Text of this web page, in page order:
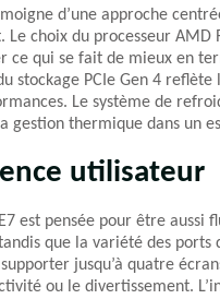
d’une approche
choix du processeur AMD
ce qui se fait de mieux en
stockage PCIe Gen 4
Le système de
gestion thermique dans un
utilisateur
est pensée pour être
que la variété des
jusqu’à quatre
ou le divertissement.